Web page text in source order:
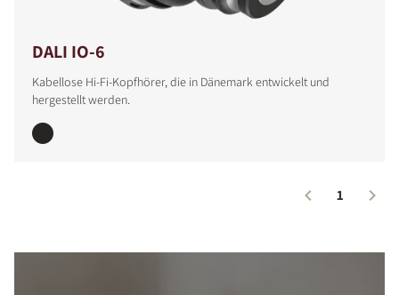
DALI IO-6
Kabellose Hi-Fi-Kopfhörer, die in Dänemark entwickelt und
hergestellt werden.
1